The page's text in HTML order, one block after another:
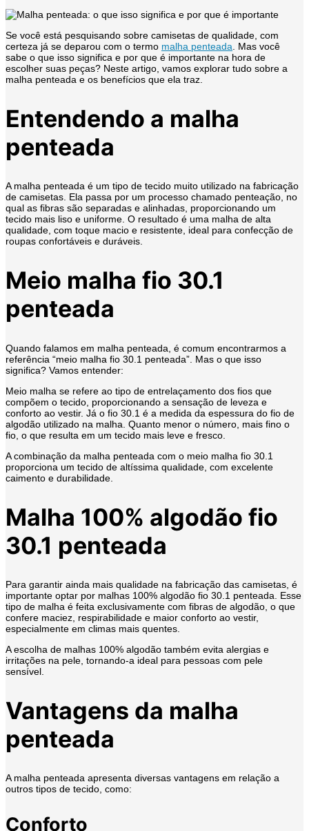
Se você está pesquisando sobre camisetas de qualidade, com
certeza já se deparou com o termo malha penteada . Mas você
sabe o que isso significa e por que é importante na hora de
escolher suas peças? Neste artigo, vamos explorar tudo sobre a
malha penteada e os benefícios que ela traz.
Entendendo a malha
penteada
A malha penteada é um tipo de tecido muito utilizado na fabricação
de camisetas. Ela passa por um processo chamado penteação, no
qual as fibras são separadas e alinhadas, proporcionando um
tecido mais liso e uniforme. O resultado é uma malha de alta
qualidade, com toque macio e resistente, ideal para confecção de
roupas confortáveis e duráveis.
Meio malha fio 30.1
penteada
Quando falamos em malha penteada, é comum encontrarmos a
referência “meio malha fio 30.1 penteada”. Mas o que isso
significa? Vamos entender:
Meio malha se refere ao tipo de entrelaçamento dos fios que
compõem o tecido, proporcionando a sensação de leveza e
conforto ao vestir. Já o fio 30.1 é a medida da espessura do fio de
algodão utilizado na malha. Quanto menor o número, mais fino o
fio, o que resulta em um tecido mais leve e fresco.
A combinação da malha penteada com o meio malha fio 30.1
proporciona um tecido de altíssima qualidade, com excelente
caimento e durabilidade.
Malha 100% algodão fio
30.1 penteada
Para garantir ainda mais qualidade na fabricação das camisetas, é
importante optar por malhas 100% algodão fio 30.1 penteada. Esse
tipo de malha é feita exclusivamente com fibras de algodão, o que
confere maciez, respirabilidade e maior conforto ao vestir,
especialmente em climas mais quentes.
A escolha de malhas 100% algodão também evita alergias e
irritações na pele, tornando-a ideal para pessoas com pele
sensível.
Vantagens da malha
penteada
A malha penteada apresenta diversas vantagens em relação a
outros tipos de tecido, como:
Conforto